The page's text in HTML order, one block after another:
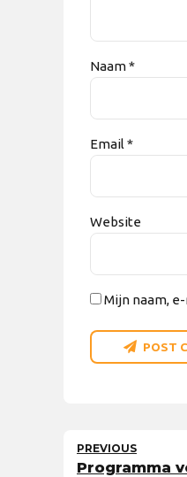
Naam *
Email *
Website
Mijn naam,
POST
PREVIOUS
Programma